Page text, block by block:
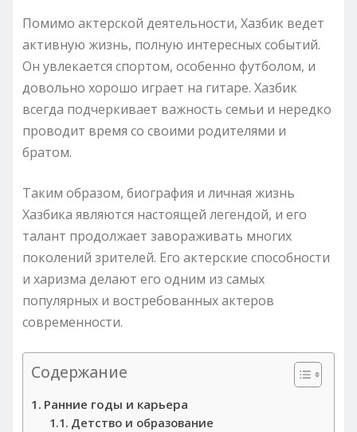
Помимо актерской деятельности, Хазбик ведет
активную жизнь, полную интересных событий.
Он увлекается спортом, особенно футболом, и
довольно хорошо играет на гитаре. Хазбик
всегда подчеркивает важность семьи и нередко
проводит время со своими родителями и
братом.
Таким образом, биография и личная жизнь
Хазбика являются настоящей легендой, и его
талант продолжает завораживать многих
поколений зрителей. Его актерские способности
и харизма делают его одним из самых
популярных и востребованных актеров
современности.
Содержание
Ранние годы и карьера
Детство и образование